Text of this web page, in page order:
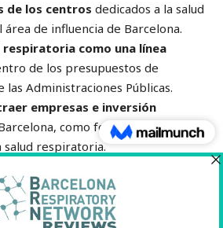
de los centros dedicados a la salud
de influencia de Barcelona.
respiratoria como una línea
de los presupuestos de
las Administraciones Públicas.
empresas e inversión
como foco de investigación
salud respiratoria.